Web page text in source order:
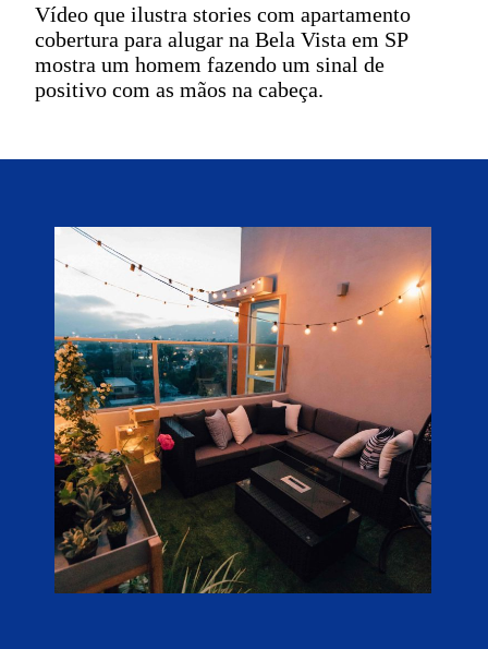
Vídeo que ilustra stories com apartamento
cobertura para alugar na Bela Vista em SP
mostra um homem fazendo um sinal de
positivo com as mãos na cabeça.